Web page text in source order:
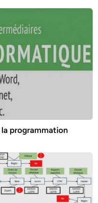
la programmation